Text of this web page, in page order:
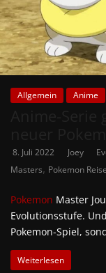
Allgemein Anime
8. Juli 2022 Joey
Masters, Pokemon
Pokemon Master
Evolutionsstufe.
Pokemon-Spiel,
Weiterlesen